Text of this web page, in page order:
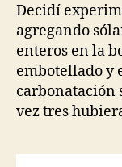
Decidí
agregando
enteros en la
embotellado y
carbonatación
vez tres